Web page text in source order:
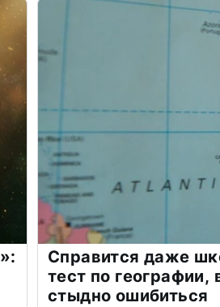
Справится даже
тест по географии,
стыдно ошибиться